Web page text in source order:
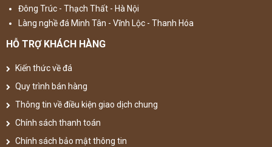
Đông Trúc - Thạch Thất - Hà Nội
Làng nghề đá Minh Tân - Vĩnh Lộc - Thanh Hóa
HỖ TRỢ KHÁCH HÀNG
Kiến thức về đá
Quy trình bán hàng
Thông tin về điều kiện giao dịch chung
Chính sách thanh toán
Chính sách bảo mật thông tin